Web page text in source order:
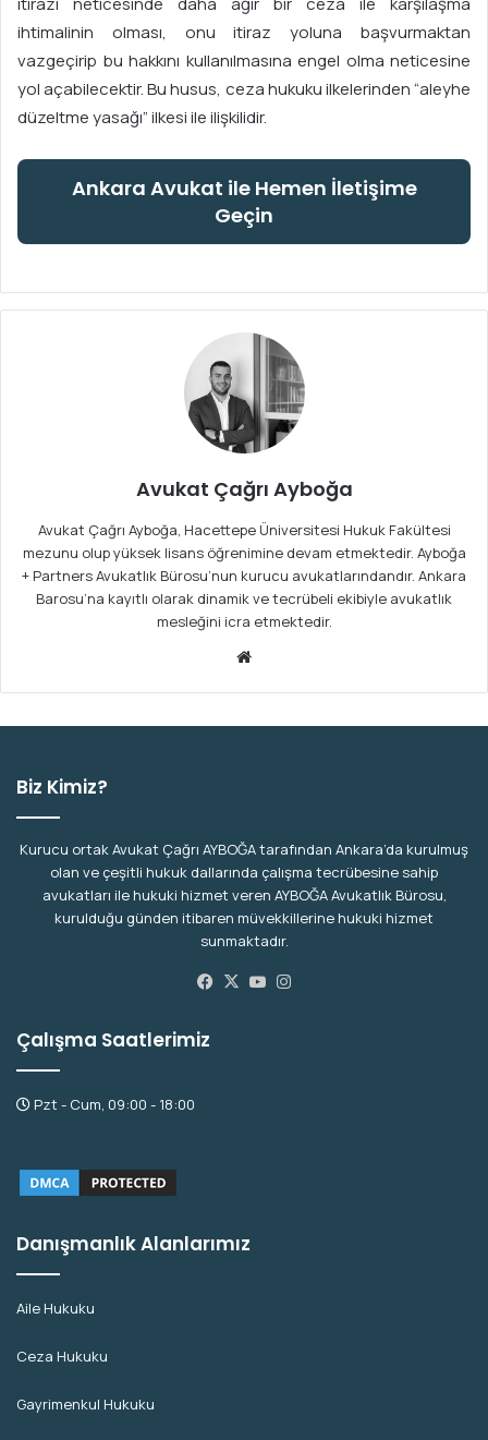
ihtimalinin olması, onu itiraz yoluna başvurmaktan
vazgeçirip bu hakkını kullanılmasına engel olma neticesine
yol açabilecektir. Bu husus, ceza hukuku ilkelerinden “aleyhe
düzeltme yasağı” ilkesi ile ilişkilidir.
Ankara Avukat ile Hemen İletişime
Geçin
Avukat Çağrı Ayboğa
Avukat Çağrı Ayboğa, Hacettepe Üniversitesi Hukuk Fakültesi
mezunu olup yüksek lisans öğrenimine devam etmektedir. Ayboğa
+ Partners Avukatlık Bürosu’nun kurucu avukatlarındandır. Ankara
Barosu’na kayıtlı olarak dinamik ve tecrübeli ekibiyle avukatlık
mesleğini icra etmektedir.
Biz Kimiz?
Kurucu ortak Avukat Çağrı AYBOĞA tarafından Ankara’da kurulmuş
olan ve çeşitli hukuk dallarında çalışma tecrübesine sahip
avukatları ile hukuki hizmet veren AYBOĞA Avukatlık Bürosu,
kurulduğu günden itibaren müvekkillerine hukuki hizmet
sunmaktadır.
Facebook
X YouTube
Çalışma Saatlerimiz
Pzt - Cum, 09:00 - 18:00
Danışmanlık Alanlarımız
Aile Hukuku
Ceza Hukuku
Gayrimenkul Hukuku